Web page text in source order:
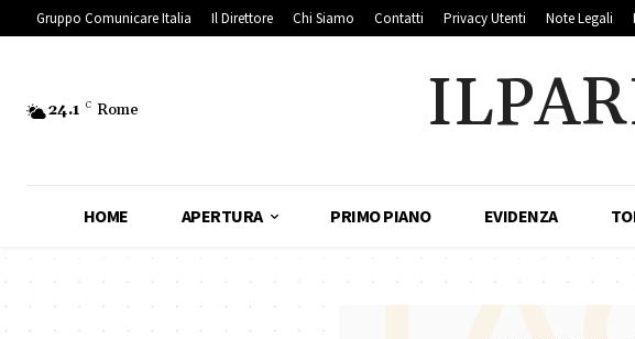
Gruppo Comunicare Italia Il Direttore Chi Siamo Contatti Privacy Utenti Note Legali
24.1 C Rome
HOME APERTURA PRIMO PIANO EVIDENZA